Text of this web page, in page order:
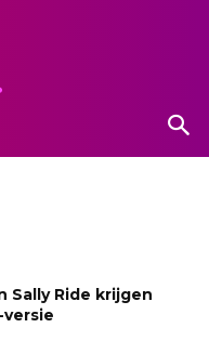
Sally Ride krijgen